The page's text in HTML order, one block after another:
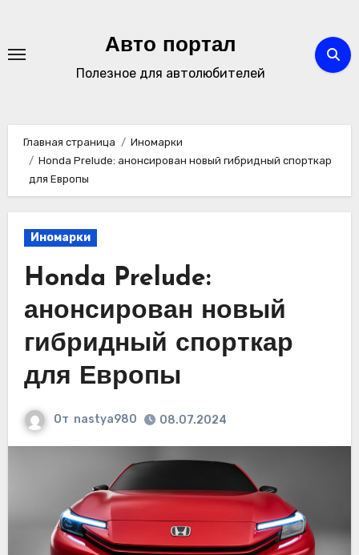
содержимому
Авто портал
Полезное для автолюбителей
Главная страница
Иномарки
Honda Prelude: анонсирован новый гибридный спорткар
для Европы
Иномарки
Honda Prelude:
анонсирован новый
гибридный спорткар
для Европы
От nastya980 08.07.2024